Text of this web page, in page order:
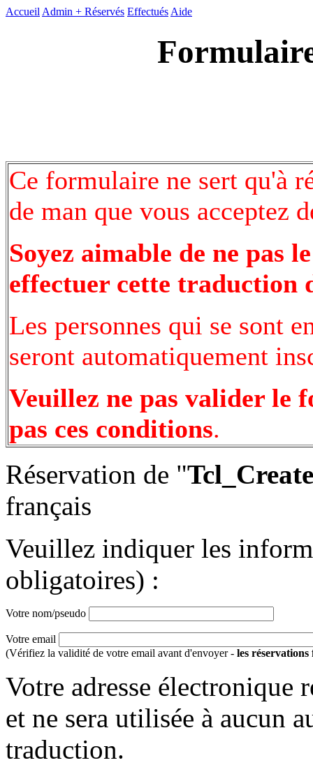
Accueil Admin + Réservés Effectués Aide
Ce formulaire ne sert qu'à
de man que vous acceptez
Soyez aimable de ne pas
effectuer cette traduction
Les personnes qui se sont
seront automatiquement
Veuillez ne pas valider le
pas ces conditions.
Réservation de "
français
Veuillez indiquer les
obligatoires) :
Votre nom/pseudo
Votre email
(Vérifiez la validité de votre email avant d'envoyer - les réservations
Votre adresse électronique
et ne sera utilisée à aucun
traduction.